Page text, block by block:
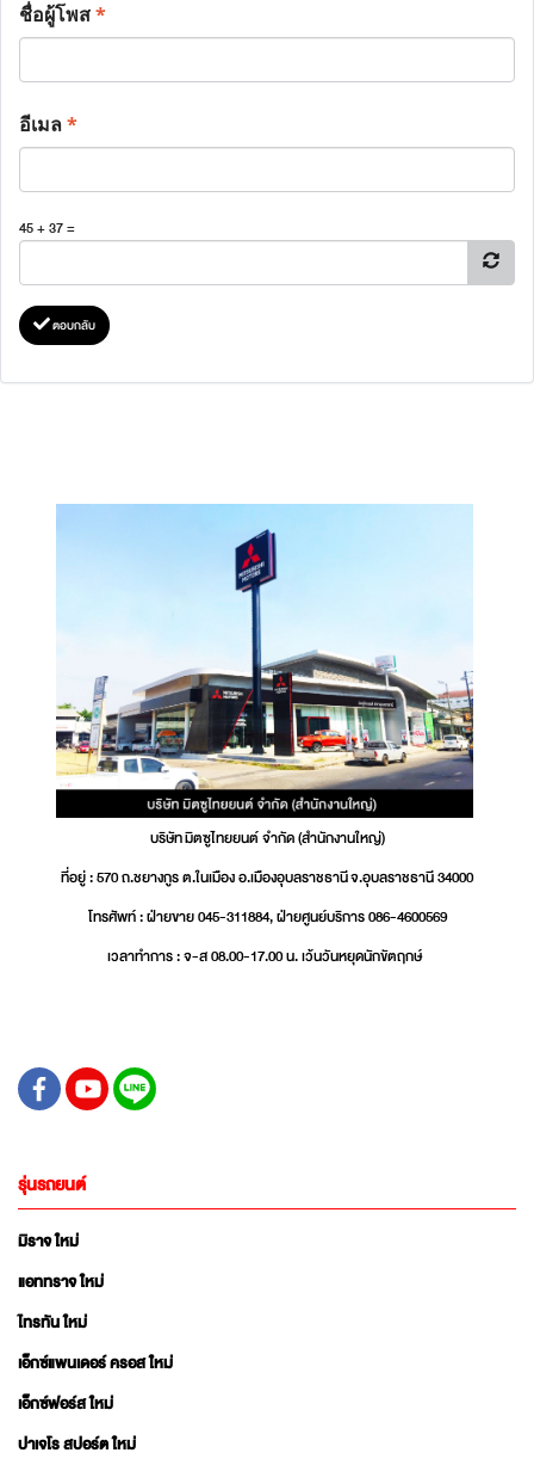
ชื่อผู้โพส*
อีเมล*
45 + 37 =
ตอบกลับ
บริษัท มิตซูไทยยนต์ จำกัด (สำนักงานใหญ่)
ที่อยู่ : 570 ถ.ชยางกูร ต.ในเมือง อ.เมืองอุบลราชธานี จ.อุบลราชธานี 34000
โทรศัพท์ : ฝ่ายขาย 045-311884, ฝ่ายศูนย์บริการ 086-4600569
เวลาทำการ : จ-ส 08.00-17.00 น. เว้นวันหยุดนักขัตฤกษ์
รุ่นรถยนต์
มิราจ ใหม่
แอททราจ ใหม่
ไทรทัน ใหม่
เอ็กซ์แพนเดอร์ ครอส ใหม่
เอ็กซ์ฟอร์ส ใหม่
ปาเจโร สปอร์ต ใหม่